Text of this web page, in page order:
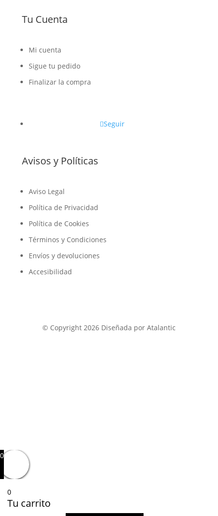
Tu Cuenta
Mi cuenta
Sigue tu pedido
Finalizar la compra
Seguir
Avisos y Políticas
Aviso Legal
Política de Privacidad
Política de Cookies
Términos y Condiciones
Envíos y devoluciones
Accesibilidad
© Copyright 2026 Diseñada por Atalantic
0
0
Tu carrito